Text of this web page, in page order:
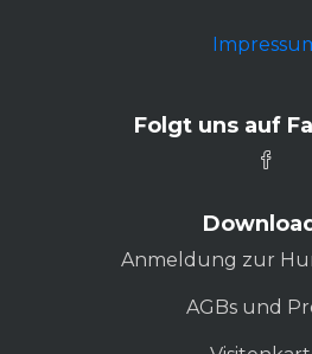
Folgt uns auf
Anmeldung zur
AGBs und